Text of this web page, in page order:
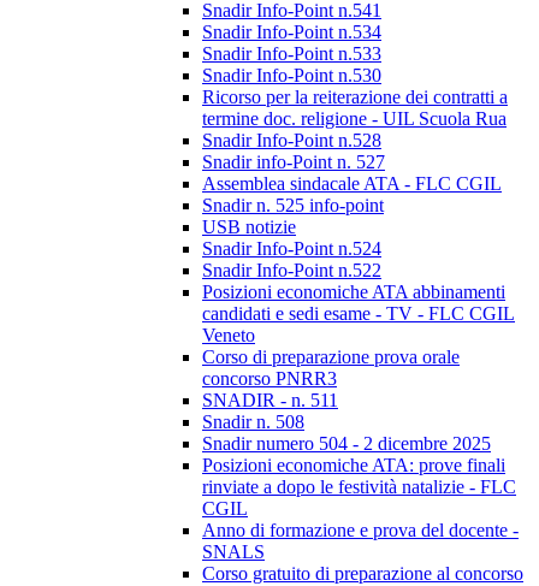
Snadir Info-Point n.541
Snadir Info-Point n.534
Snadir Info-Point n.533
Snadir Info-Point n.530
Ricorso per la reiterazione dei contratti a
termine doc. religione - UIL Scuola Rua
Snadir Info-Point n.528
Snadir info-Point n. 527
Assemblea sindacale ATA - FLC CGIL
Snadir n. 525 info-point
USB notizie
Snadir Info-Point n.524
Snadir Info-Point n.522
Posizioni economiche ATA abbinamenti
candidati e sedi esame - TV - FLC CGIL
Veneto
Corso di preparazione prova orale
concorso PNRR3
SNADIR - n. 511
Snadir n. 508
Snadir numero 504 - 2 dicembre 2025
Posizioni economiche ATA: prove finali
rinviate a dopo le festività natalizie - FLC
CGIL
Anno di formazione e prova del docente -
SNALS
Corso gratuito di preparazione al concorso